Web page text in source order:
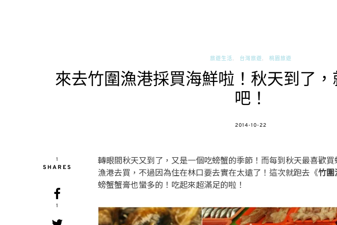
旅遊生活 台灣旅遊 桃園旅遊
來去竹圍漁港採買海鮮啦！秋天到了
吧！
POSTED
2014-10-22
1
SHARES
1
轉眼間秋天又到了，又是一個吃螃蟹的季節！而每到秋天最喜歡
漁港去買，不過因為住在林口要去實在太遠了！這次就跑去《竹圍
螃蟹蟹膏也蠻多的！吃起來超滿足的啦！